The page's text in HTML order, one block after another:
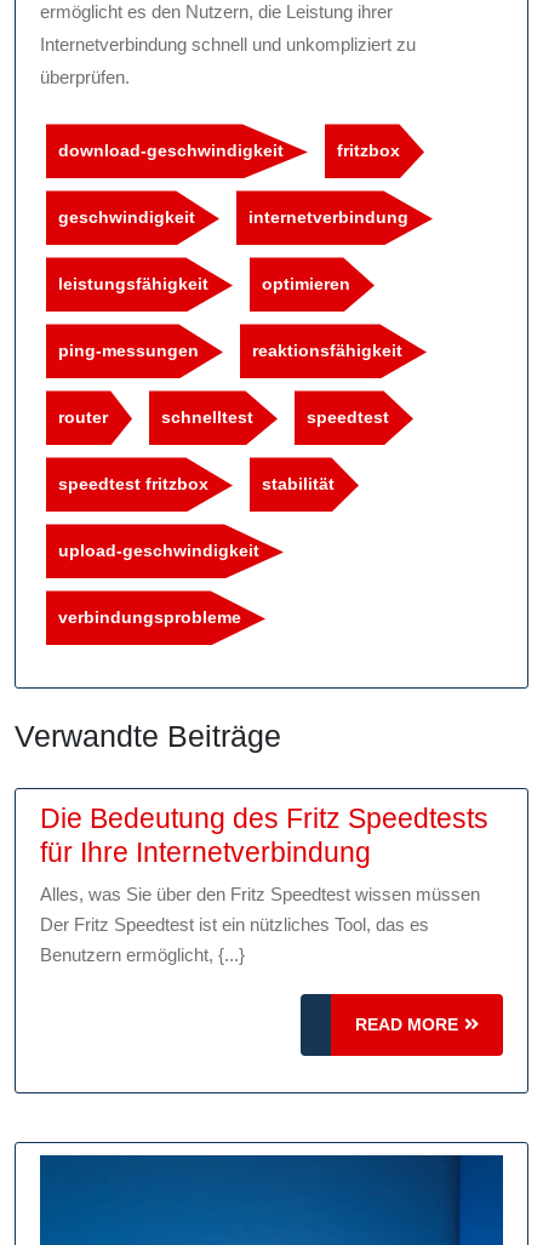
ermöglicht es den Nutzern, die Leistung ihrer
Internetverbindung schnell und unkompliziert zu
überprüfen.
download-geschwindigkeit fritzbox
geschwindigkeit internetverbindung
leistungsfähigkeit optimieren
ping-messungen reaktionsfähigkeit
router schnelltest speedtest
speedtest fritzbox stabilität
upload-geschwindigkeit
verbindungsprobleme
Verwandte Beiträge
Die Bedeutung des Fritz Speedtests
für Ihre Internetverbindung
Bedeutung
des
Speedtests
für
Ihre
Alles, was Sie über den Fritz Speedtest wissen müssen
Der Fritz Speedtest ist ein nützliches Tool, das es
Benutzern ermöglicht, {...}
READ MORE
READ
MORE